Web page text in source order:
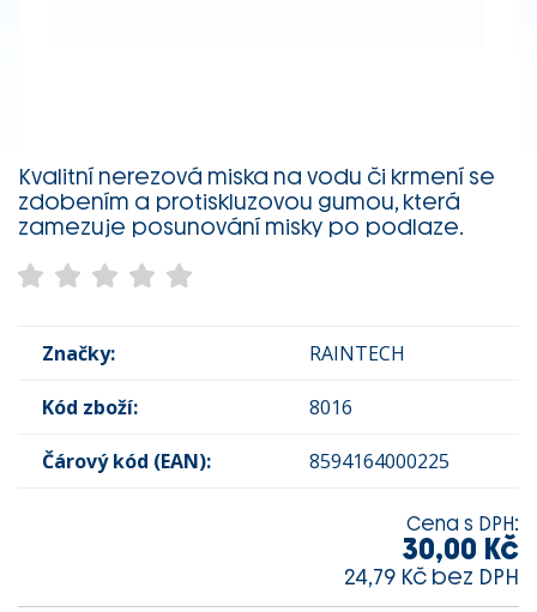
Kvalitní nerezová miska na vodu či krmení se
zdobením a protiskluzovou gumou, která
zamezuje posunování misky po podlaze.
Značky: RAINTECH
Kód zboží: 8016
Čárový kód (EAN): 8594164000225
Cena s DPH:
30,00 Kč
24,79 Kč bez DPH